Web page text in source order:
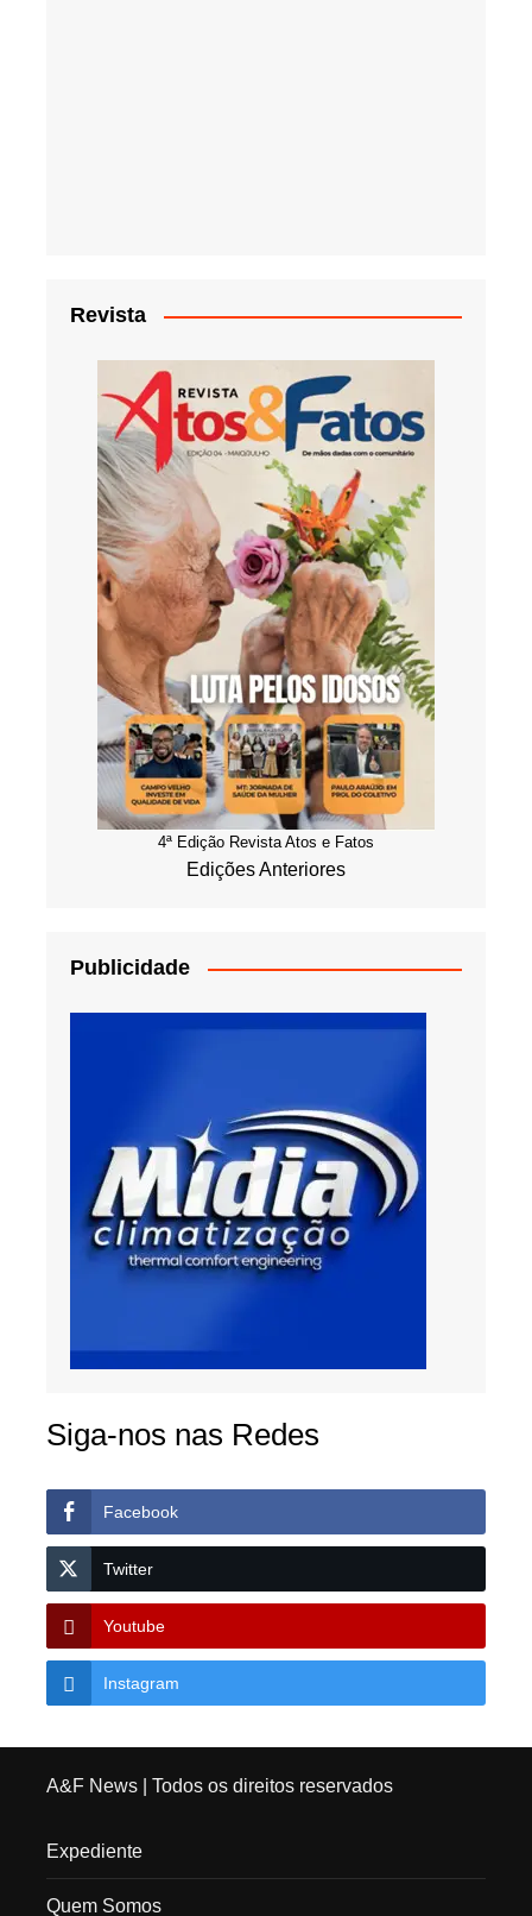
Revista
4ª Edição Revista Atos e Fatos
Edições Anteriores
Publicidade
Siga-nos nas Redes
Facebook
Twitter
Youtube
Instagram
A&F News| Todos os direitos reservados
Expediente
Quem Somos